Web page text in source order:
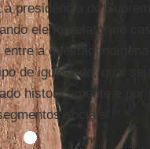
a presidência do
ele foi relator no
a questão
de igualdade, qual
historicamente e por
sociais”.